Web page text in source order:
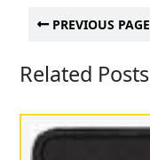
PREVIOUS PAGE
Related Posts